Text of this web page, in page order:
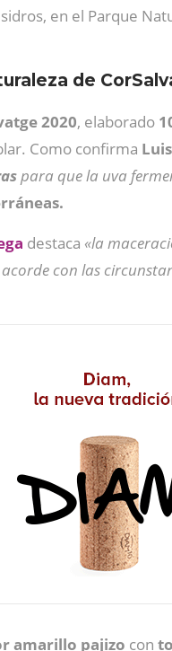
en el Parque
de
2020, elaborado
Como confirma Luis
para que la uva
destaca «la
con las
amarillo pajizo con